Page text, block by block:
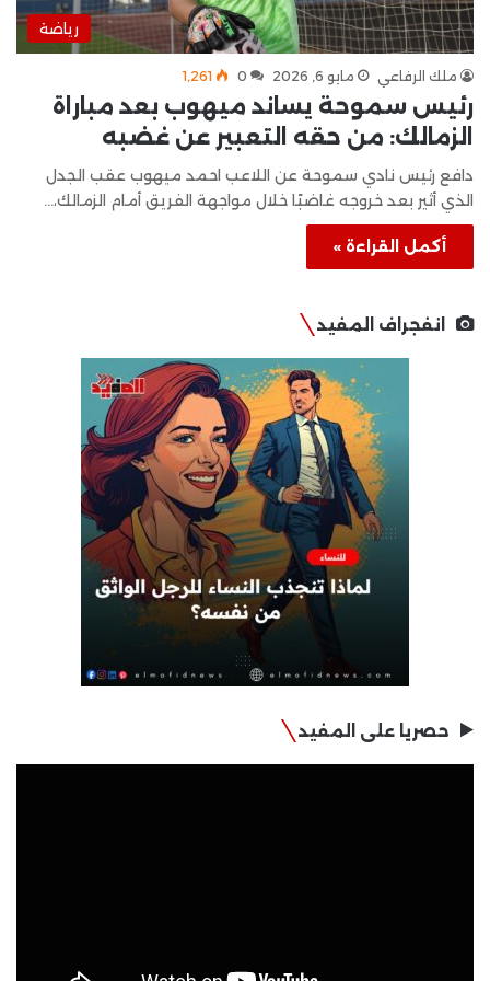
رياضة
ملك الرفاعي مايو 6, 2026 0 1٬261
رئيس سموحة يساند ميهوب بعد مباراة
الزمالك: من حقه التعبير عن غضبه
دافع رئيس نادي سموحة عن اللاعب احمد ميهوب عقب الجدل
الذي أثير بعد خروجه غاضبًا خلال مواجهة الفريق أمام الزمالك،…
أكمل القراءة »
انفجراف المفيد
حصريا على المفيد